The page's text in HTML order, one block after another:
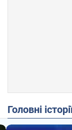
Головні